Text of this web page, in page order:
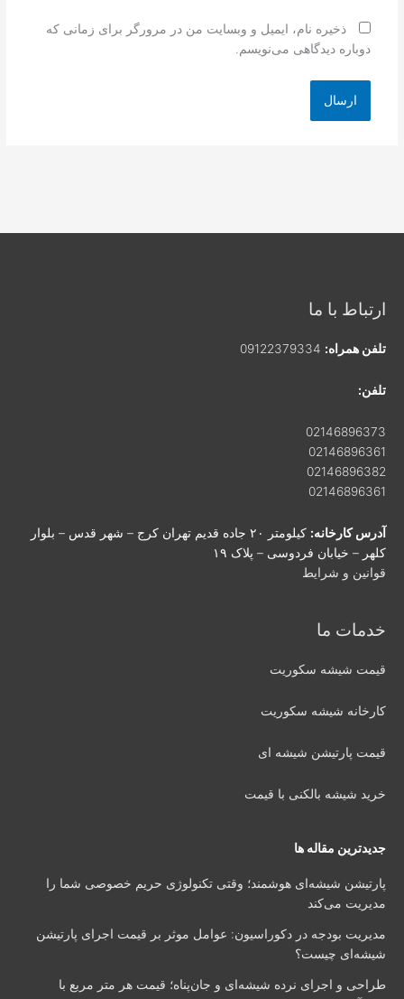
ذخیره نام، ایمیل و وبسایت من در مرورگر برای زمانی که
دوباره دیدگاهی می‌نویسم.
ارتباط با ما
تلفن همراه: 09122379334
تلفن:
02146896373
02146896361
02146896382
02146896361
آدرس کارخانه:
کیلومتر ۲۰ جاده قدیم تهران کرج – شهر قدس – بلوار
کلهر – خیابان فردوسی – پلاک ۱۹
قوانین و شرایط
خدمات ما
قیمت شیشه سکوریت
کارخانه شیشه سکوریت
قیمت پارتیشن شیشه ای
خرید شیشه بالکنی با قیمت
جدیدترین مقاله ها
پارتیشن شیشه‌ای هوشمند؛ وقتی تکنولوژی حریم خصوصی شما را
مدیریت می‌کند
مدیریت بودجه در دکوراسیون: عوامل موثر بر قیمت اجرای پارتیشن
شیشه‌ای چیست؟
طراحی و اجرای نرده شیشه‌ای و جان‌پناه؛ قیمت هر متر مربع با